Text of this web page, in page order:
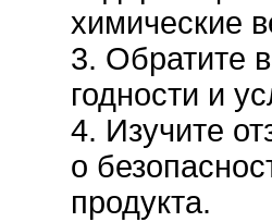
химические
Обратите
годности и
Изучите
о
продукта.